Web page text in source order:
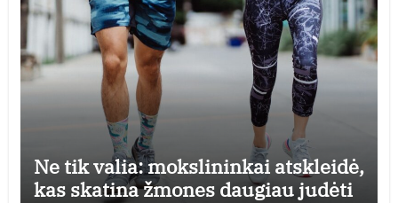
Ne tik valia: mokslininkai atskleidė,
kas skatina žmones daugiau judėti